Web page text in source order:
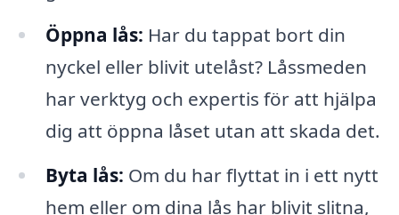
Öppna lås: Har du tappat bort din
nyckel eller blivit utelåst? Låssmeden
har verktyg och expertis för att hjälpa
dig att öppna låset utan att skada det.
Byta lås: Om du har flyttat in i ett nytt
hem eller om dina lås har blivit slitna,